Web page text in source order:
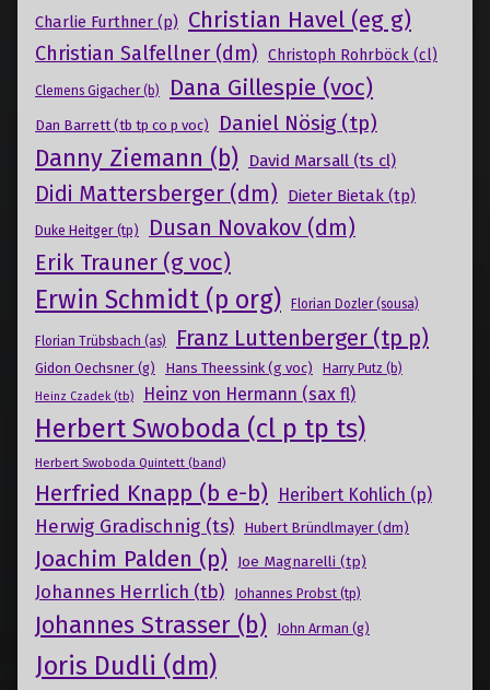
Charlie Furthner (p) Christian Havel (eg g)
Christian Salfellner (dm) Christoph Rohrböck (cl)
Clemens Gigacher (b) Dana Gillespie (voc)
Dan Barrett (tb tp co p voc) Daniel Nösig (tp)
Danny Ziemann (b) David Marsall (ts cl)
Didi Mattersberger (dm) Dieter Bietak (tp)
Duke Heitger (tp) Dusan Novakov (dm)
Erik Trauner (g voc)
Erwin Schmidt (p org) Florian Dozler (sousa)
Florian Trübsbach (as) Franz Luttenberger (tp p)
Gidon Oechsner (g) Hans Theessink (g voc) Harry Putz (b)
Heinz Czadek (tb) Heinz von Hermann (sax fl)
Herbert Swoboda (cl p tp ts)
Herbert Swoboda Quintett (band)
Herfried Knapp (b e-b) Heribert Kohlich (p)
Herwig Gradischnig (ts) Hubert Bründlmayer (dm)
Joachim Palden (p) Joe Magnarelli (tp)
Johannes Herrlich (tb) Johannes Probst (tp)
Johannes Strasser (b) John Arman (g)
Joris Dudli (dm)